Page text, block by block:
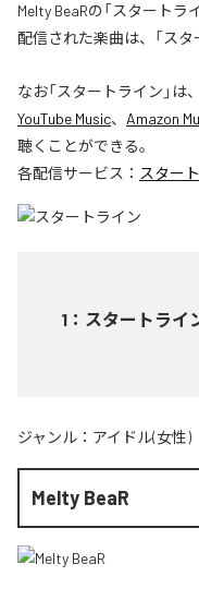
Melty BeaRの「スタート
配信された楽曲は、「スタ
なお「スタートライン 」は、
YouTube Music、 Amazon
聴くことができる。
各配信サービス： スター
1 ： スタートライ
ジャンル： アイドル(女性)
Melty BeaR